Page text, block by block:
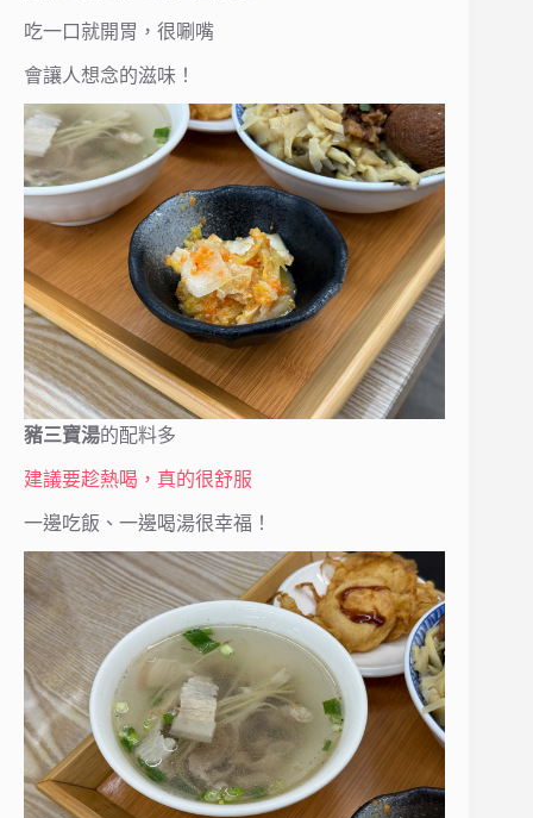
吃一口就開胃，很唰嘴
會讓人想念的滋味！
豬三寶湯的配料多
建議要趁熱喝，真的很舒服
一邊吃飯、一邊喝湯很幸福！